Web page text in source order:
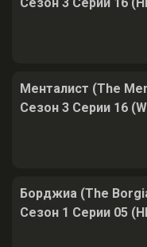
Менталист (The
Сезон 3 Серии 16
Борджиа (The
Сезон 1 Серии 05